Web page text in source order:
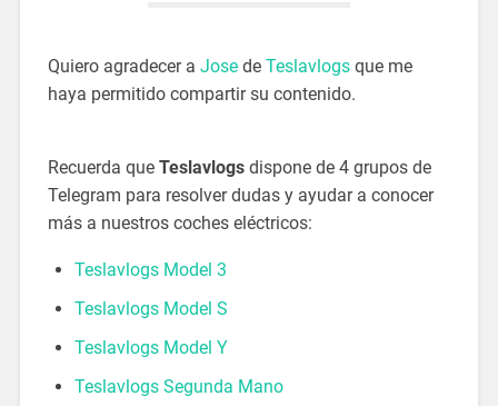
Quiero agradecer a Josede Teslavlogsque me
haya permitido compartir su contenido.
Recuerda que Teslavlogsdispone de 4 grupos de
Telegram para resolver dudas y ayudar a conocer
más a nuestros coches eléctricos:
Teslavlogs Model 3
Teslavlogs Model S
Teslavlogs Model Y
Teslavlogs Segunda Mano